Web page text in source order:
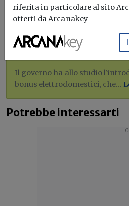
spunta il nuovo
rendere la casa più
Il governo ha allo studio
bonus elettrodomestici, che...
Potrebbe interessarti
riferita in particolare al sito
offerti da Arcanakey